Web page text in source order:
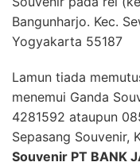
Bangunharjo. Kec.
Yogyakarta 55187
Lamun tiada
menemui Ganda
4281592 ataupun
Sepasang Souvenir,
Souvenir PT BANK